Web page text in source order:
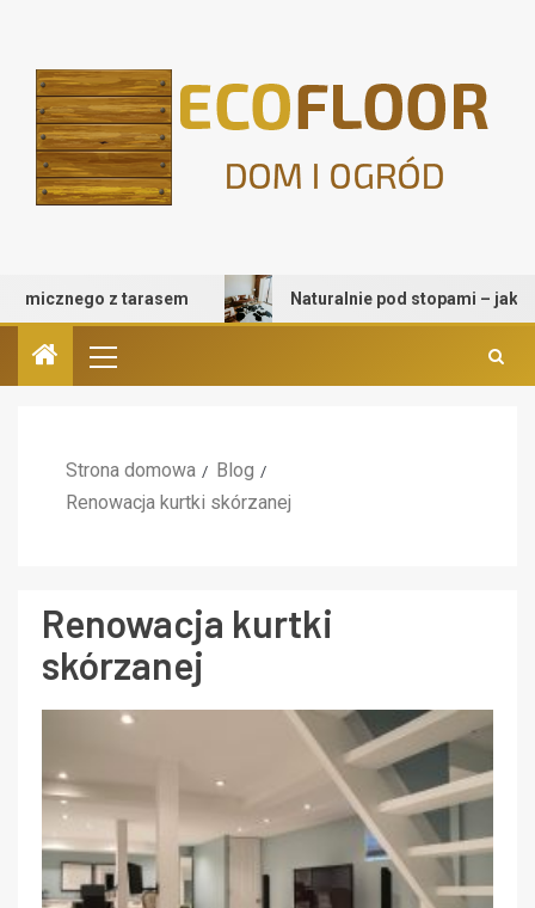
z tarasem Naturalnie pod stopami – jak
Strona domowa
Blog
Renowacja kurtki skórzanej
Renowacja kurtki
skórzanej